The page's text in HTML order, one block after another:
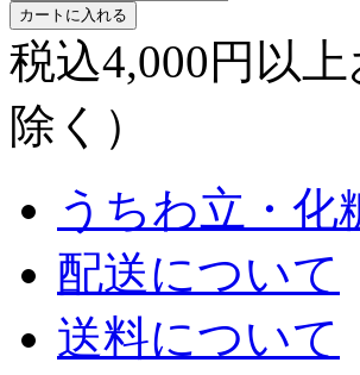
カートに入れる
税込4,000円以
除く）
うちわ立・化
配送について
送料について